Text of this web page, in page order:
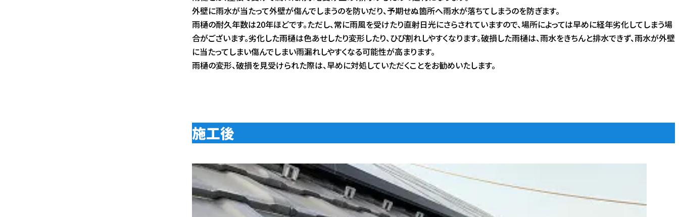
外壁に雨水が当たって外壁が傷んでしまうのを防いだり、予期せぬ箇所へ雨水が落ちてしまうのを防ぎます。
雨樋の耐久年数は20年ほどです。ただし、常に雨風を受けたり直射日光にさらされていますので、場所によっては早めに経年劣化してしまう場
合がございます。劣化した雨樋は色あせしたり変形したり、ひび割れしやすくなります。破損した雨樋は、雨水をきちんと排水できず、雨水が外壁
に当たってしまい傷んでしまい雨漏れしやすくなる可能性が高まります。
雨樋の変形、破損を見受けられた際は、早めに対処していただくことをお勧めいたします。
施工後